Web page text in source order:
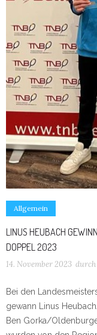
Allgemein
LINUS HEUBACH
DOPPEL 2023
14. November 2023 durch
Bei den
gewann Linus
Ben Gorka/